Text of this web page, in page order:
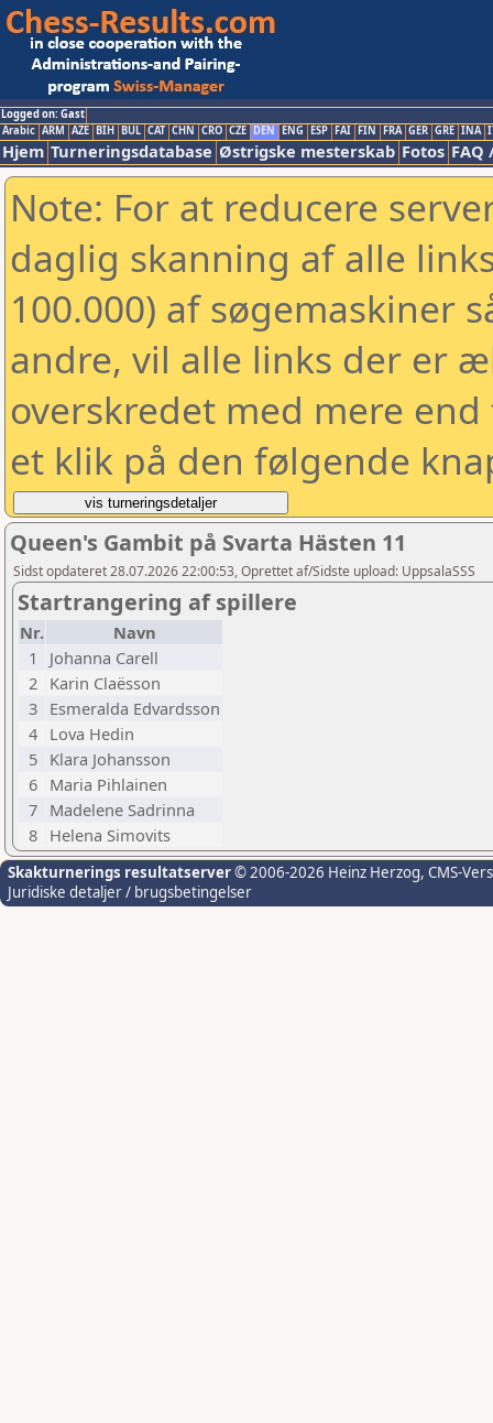
Logged on: Gast
Arabic ARM AZE BIH BUL CAT CHN CRO CZE DEN ENG ESP FAI FIN FRA GER GRE INA
Hjem Turneringsdatabase Østrigske mesterskab Fotos FAQ
Note: For at reducere
daglig skanning af alle
100.000) af søgemaskiner
andre, vil alle links der er
overskredet med mere
et klik på den følgende
Queen's Gambit på Svarta Hästen 11
Sidst opdateret 28.07.2026 22:00:53, Oprettet af/Sidste upload: UppsalaSSS
Startrangering af spillere
Nr.
Navn
1
Johanna Carell
2
Karin Claësson
3
Esmeralda Edvardsson
4
Lova Hedin
5
Klara Johansson
6
Maria Pihlainen
7
Madelene Sadrinna
8
Helena Simovits
Skakturnerings resultatserver© 2006-2026 Heinz Herzog, CMS-
Juridiske detaljer / brugsbetingelser